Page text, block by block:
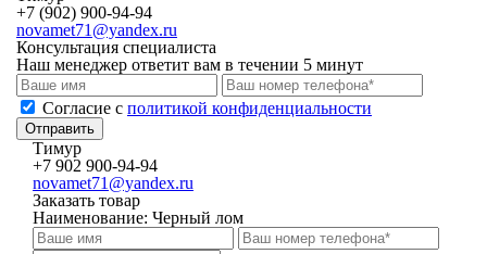
+7 (902) 900-94-94
novamet71@yandex.ru
Консультация специалиста
Наш менеджер ответит вам в течении 5 минут
Cогласие с политикой конфиденциальности
Отправить
Тимур
+7 902 900-94-94
novamet71@yandex.ru
Заказать товар
Наименование: Черный лом